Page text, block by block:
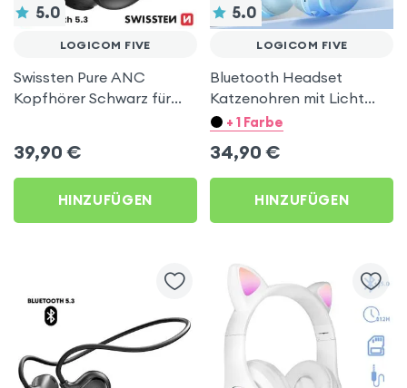
5.0
LOGICOM FIVE
Swissten Pure ANC
Kopfhörer Schwarz für
39,90 €
HINZUFÜGEN
5.0
LOGICOM FIVE
Bluetooth Headset
Katzenohren mit Licht
Blau für Logicom Five
+ 1 Farbe
34,90 €
HINZUFÜGEN